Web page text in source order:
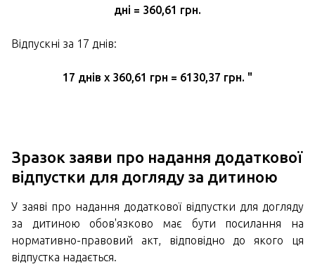
дні = 360,61 грн.
Відпускні за 17 днів:
17 днів х 360,61 грн = 6130,37 грн. "
Зразок заяви про надання додаткової
відпустки для догляду за дитиною
У заяві про надання додаткової відпустки для догляду
за дитиною обов'язково має бути посилання на
нормативно-правовий акт, відповідно до якого ця
відпустка надається.